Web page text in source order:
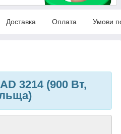
Доставка Оплата Умови
3214 (900 Вт,